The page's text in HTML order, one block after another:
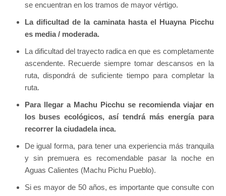
se encuentran en los tramos de mayor vértigo.
La dificultad de la caminata hasta el Huayna Picchu
es media / moderada.
La dificultad del trayecto radica en que es completamente
ascendente. Recuerde siempre tomar descansos en la
ruta, dispondrá de suficiente tiempo para completar la
ruta.
Para llegar a Machu Picchu se recomienda viajar en
los buses ecológicos, así tendrá más energía para
recorrer la ciudadela inca.
De igual forma, para tener una experiencia más tranquila
y sin premuera es recomendable pasar la noche en
Aguas Calientes (Machu Pichu Pueblo).
Si es mayor de 50 años, es importante que consulte con